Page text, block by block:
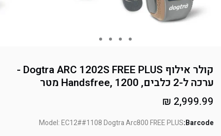
קולר אילוף Dogtra ARC 1202S FREE PLUS -
ערכה ל-2 כלבים, Handsfree, 1200 מטר
מחיר
רגיל
2,999.99 ₪
Barcode:
Model: EC12##1108 Dogtra Arc800 FREE PLUS